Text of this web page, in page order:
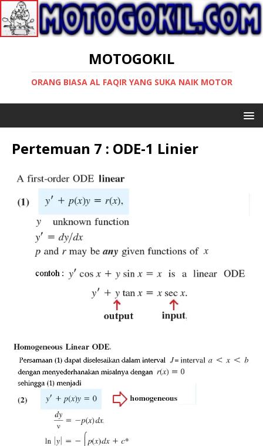
MOTOGOKIL
ORANG BIASA AL FAQIR YANG SUKA NAIK MOTOR
Pertemuan 7 : ODE-1 Linier